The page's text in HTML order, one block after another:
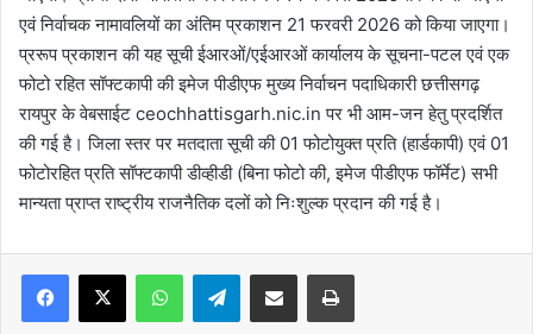
एवं निर्वाचक नामावलियों का अंतिम प्रकाशन 21 फरवरी 2026 को किया जाएगा।
प्ररूप प्रकाशन की यह सूची ईआरओं/एईआरओं कार्यालय के सूचना-पटल एवं एक
फोटो रहित सॉफ्टकापी की इमेज पीडीएफ मुख्य निर्वाचन पदाधिकारी छत्तीसगढ़
रायपुर के वेबसाईट ceochhattisgarh.nic.in पर भी आम-जन हेतु प्रदर्शित
की गई है। जिला स्तर पर मतदाता सूची की 01 फोटोयुक्त प्रति (हार्डकापी) एवं 01
फोटोरहित प्रति सॉफ्टकापी डीव्हीडी (बिना फोटो की, इमेज पीडीएफ फॉर्मेट) सभी
मान्यता प्राप्त राष्ट्रीय राजनैतिक दलों को निःशुल्क प्रदान की गई है।
Telegram